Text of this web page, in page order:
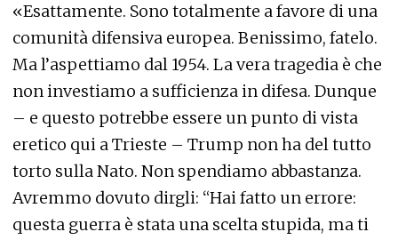
«Esattamente. Sono totalmente a favore di una
comunità difensiva europea. Benissimo, fatelo.
Ma l’aspettiamo dal 1954. La vera tragedia è che
non investiamo a sufficienza in difesa. Dunque
– e questo potrebbe essere un punto di vista
eretico qui a Trieste – Trump non ha del tutto
torto sulla Nato. Non spendiamo abbastanza.
Avremmo dovuto dirgli: “Hai fatto un errore:
questa guerra è stata una scelta stupida, ma ti